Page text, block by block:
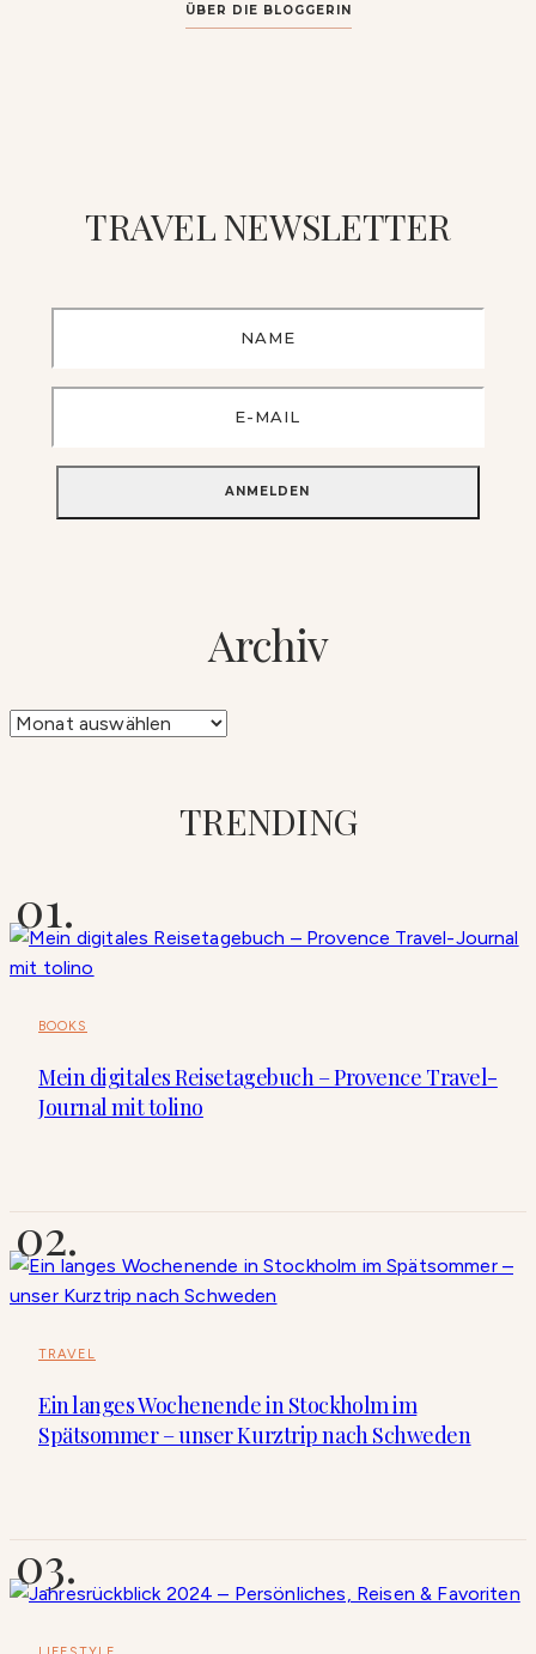
ÜBER DIE BLOGGERIN
TRAVEL NEWSLETTER
Archiv
Archiv
TRENDING
BOOKS
Mein digitales Reisetagebuch – Provence Travel-
Journal mit tolino
TRAVEL
Ein langes Wochenende in Stockholm im
Spätsommer – unser Kurztrip nach Schweden